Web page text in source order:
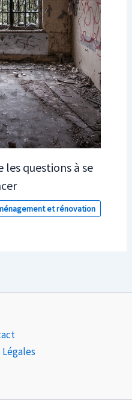
questions à se
et rénovation